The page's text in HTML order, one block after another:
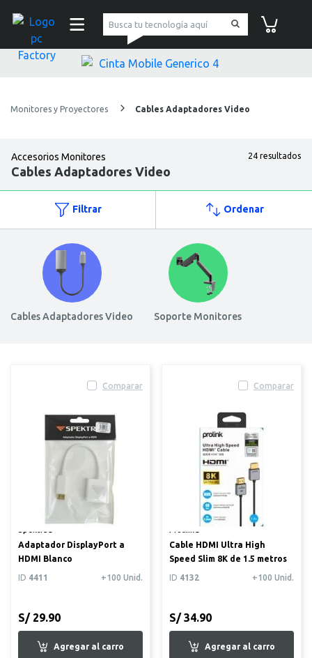
pc Factory
Monitores y Proyectores Cables Adaptadores Video
Accesorios Monitores
Cables Adaptadores Video
24 resultados
Filtrar Ordenar
Cables Adaptadores Video Soporte Monitores
Comparar
Adaptador DisplayPort a
HDMI Blanco
ID 4411 +100 Unid.
S/ 29.90
Comparar
Cable HDMI Ultra High
Speed Slim 8K de 1.5 metros
ID 4132 +100 Unid.
S/ 34.90